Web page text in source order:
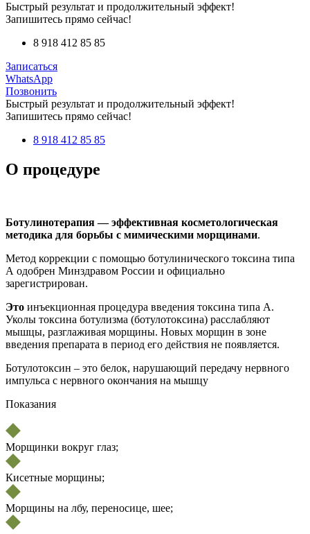
Быстрый результат и продолжительный эффект!
Запишитесь прямо сейчас!
8 918 412 85 85
Записаться
WhatsApp
Позвонить
Быстрый результат и продолжительный эффект!
Запишитесь прямо сейчас!
8 918 412 85 85
О процедуре
Ботулинотерапия— эффективная косметологическая
методика для борьбы с мимическими морщинами.
Метод коррекции с помощью ботулинического токсина типа
А одобрен Минздравом России и официально
зарегистрирован.
Это инъекционная процедура введения токсина типа А.
Уколы токсина ботулизма (ботулотоксина) расслабляют
мышцы, разглаживая морщины. Новых морщин в зоне
введения препарата в период его действия не появляется.
Ботулотоксин – это белок, нарушающий передачу нервного
импульса с нервного окончания на мышцу
Показания
Морщинки вокруг глаз;
Кисетные морщины;
Морщины на лбу, переносице, шее;